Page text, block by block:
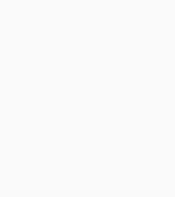
1. 단순 최저가가
제주렌트카 최저가는